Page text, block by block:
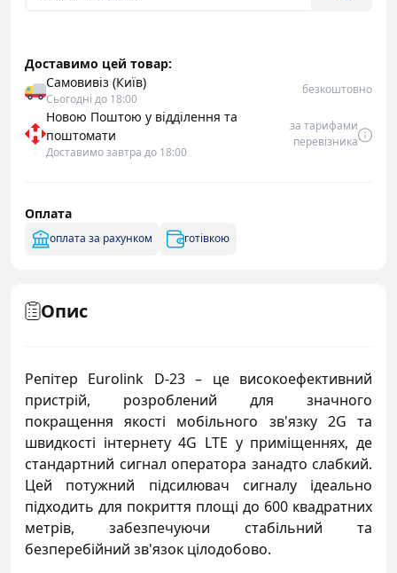
Доставимо цей товар:
Самовивіз (Київ)
Сьогодні до 18:00
безкоштовно
Новою Поштою у відділення та
поштомати
Доставимо завтра до 18:00
за тарифами
перевізника
Оплата
оплата за рахунком готівкою
Опис
Репітер Eurolink D-23 – це високоефективний
пристрій, розроблений для значного
покращення якості мобільного зв'язку 2G та
швидкості інтернету 4G LTE у приміщеннях, де
стандартний сигнал оператора занадто слабкий.
Цей потужний підсилювач сигналу ідеально
підходить для покриття площі до 600 квадратних
метрів, забезпечуючи стабільний та
безперебійний зв'язок цілодобово.